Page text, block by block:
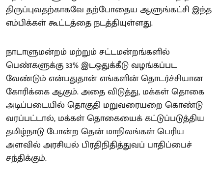
திருப்புவதற்காகவே தற்போதைய ஆளுங்கட்சி இந்த
எம்பிக்கள் கூட்டத்தை நடத்தியுள்ளது.
நாடாளுமன்றம் மற்றும் சட்டமன்றங்களில்
பெண்களுக்கு 33% இடஒதுக்கீடு வழங்கப்பட
வேண்டும் என்பதுதான் எங்களின் தொடர்ச்சியான
கோரிக்கை ஆகும். அதை விடுத்து, மக்கள் தொகை
அடிப்படையில் தொகுதி மறுவரையறை கொண்டு
வரப்பட்டால், மக்கள் தொகையைக் கட்டுப்படுத்திய
தமிழ்நாடு போன்ற தென் மாநிலங்கள் பெரிய
அளவில் அரசியல் பிரதிநிதித்துவப் பாதிப்பைச்
சந்திக்கும்.